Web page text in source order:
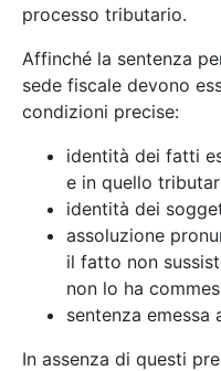
processo tributario.
Affinché la sentenza
sede fiscale devono
condizioni precise:
identità dei fatti
e in quello
identità dei
assoluzione
il fatto non
non lo ha
sentenza
In assenza di questi